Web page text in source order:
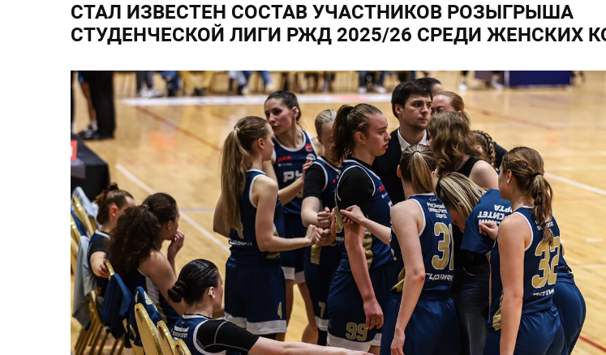
СТАЛ ИЗВЕСТЕН СОСТАВ УЧАСТНИКОВ РОЗЫГРЫША
СТУДЕНЧЕСКОЙ ЛИГИ РЖД 2025/26 СРЕДИ ЖЕНСКИХ